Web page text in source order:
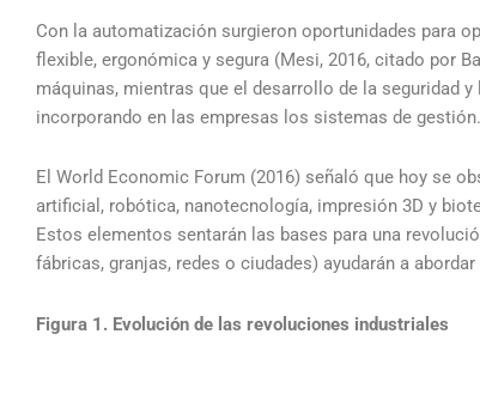
Con la automatización surgieron oportunidades para
flexible, ergonómica y segura (Mesi, 2016, citado por
máquinas, mientras que el desarrollo de la seguridad
incorporando en las empresas los sistemas de gestión.
El World Economic Forum (2016) señaló que hoy se
artificial, robótica, nanotecnología, impresión 3D y
Estos elementos sentarán las bases para una
fábricas, granjas, redes o ciudades) ayudarán a
Figura 1. Evolución de las revoluciones industriales